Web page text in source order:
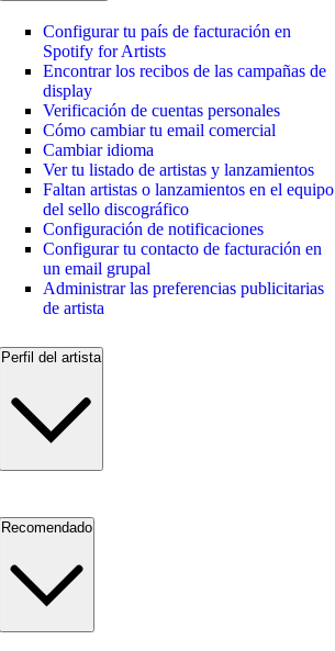
Configurar tu país de facturación en
Spotify for Artists
Encontrar los recibos de las campañas de
display
Verificación de cuentas personales
Cómo cambiar tu email comercial
Cambiar idioma
Ver tu listado de artistas y lanzamientos
Faltan artistas o lanzamientos en el equipo
del sello discográfico
Configuración de notificaciones
Configurar tu contacto de facturación en
un email grupal
Administrar las preferencias publicitarias
de artista
Perfil del artista
Recomendado